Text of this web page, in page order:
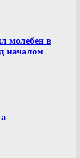
молебен в
началом